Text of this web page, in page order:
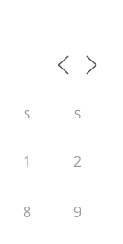
S S
1 2
8 9